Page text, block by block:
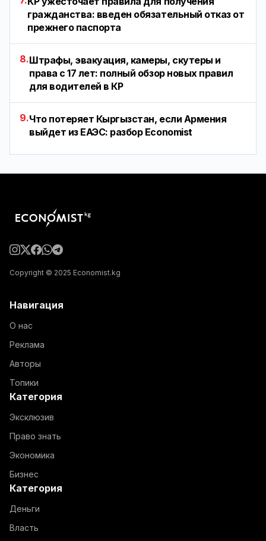
гражданства: введен обязательный отказ от
прежнего паспорта
8.Штрафы, эвакуация, камеры, скутеры и
права с 17 лет: полный обзор новых правил
для водителей в КР
9.Что потеряет Кыргызстан, если Армения
выйдет из ЕАЭС: разбор Economist
Copyright © 2025 Economist.kg
Навигация
О нас
Реклама
Авторы
Топики
Категория
Эксклюзив
Право знать
Экономика
Бизнес
Категория
Деньги
Власть